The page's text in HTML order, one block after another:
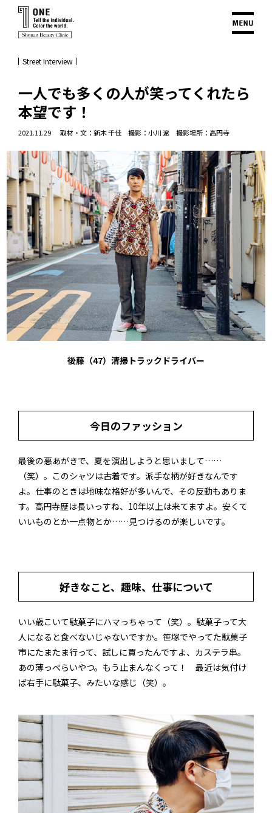
Street Interview
一人でも多くの人が笑ってくれたら
本望です！
2021.11.29 取材・文：新木 千佳 撮影：小川 遼 撮影場所：高円寺
後藤（47）清掃トラックドライバー
今日のファッション
最後の悪あがきで、夏を演出しようと思いまして……
（笑）。このシャツは古着です。派手な柄が好きなんです
よ。仕事のときは地味な格好が多いんで、その反動もありま
す。高円寺歴は長いっすね、10年以上は来てますよ。安くて
いいものとか一点物とか……見つけるのが楽しいです。
好きなこと、趣味、仕事について
いい歳こいて駄菓子にハマっちゃって（笑）。駄菓子って大
人になると食べないじゃないですか。笹塚でやってた駄菓子
市にたまたま行って、試しに買ったんですよ、カステラ串。
あの薄っぺらいやつ。もう止まんなくって！ 最近は気付け
ば右手に駄菓子、みたいな感じ（笑）。